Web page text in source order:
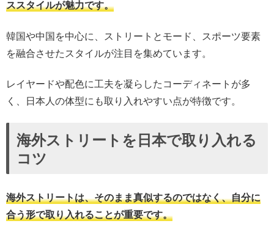
ススタイルが魅力です。
韓国や中国を中心に、ストリートとモード、スポーツ要素
を融合させたスタイルが注目を集めています。
レイヤードや配色に工夫を凝らしたコーディネートが多
く、日本人の体型にも取り入れやすい点が特徴です。
海外ストリートを日本で取り入れる
コツ
海外ストリートは、そのまま真似するのではなく、自分に
合う形で取り入れることが重要です。